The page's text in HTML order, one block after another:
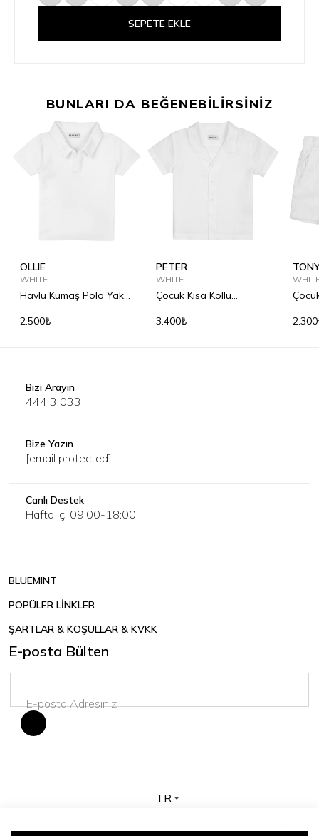
SEPETE EKLE
BUNLARI DA BEĞENEBİLİRSİNİZ
OLLIE
WHITE
Havlu Kumaş Polo Yaka
2.500₺
PETER
WHITE
Çocuk Kısa Kollu
Gömlek
3.400₺
Bizi Arayın
444 3 033
Bize Yazın
[email protected]
Canlı Destek
Hafta içi 09:00-18:00
BLUEMINT
POPÜLER LİNKLER
ŞARTLAR & KOŞULLAR & KVKK
E-posta Bülten
TR